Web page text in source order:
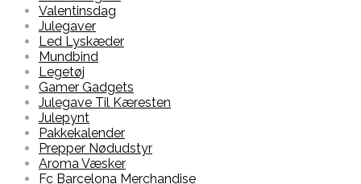
Valentinsdag
Julegaver
Led Lyskæder
Mundbind
Legetøj
Gamer Gadgets
Julegave Til Kæresten
Julepynt
Pakkekalender
Prepper Nødudstyr
Aroma Væsker
Fc Barcelona Merchandise